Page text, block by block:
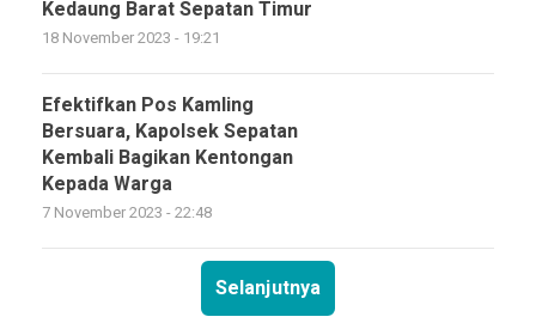
Kedaung Barat Sepatan Timur
18 November 2023 - 19:21
Efektifkan Pos Kamling
Bersuara, Kapolsek Sepatan
Kembali Bagikan Kentongan
Kepada Warga
7 November 2023 - 22:48
Selanjutnya